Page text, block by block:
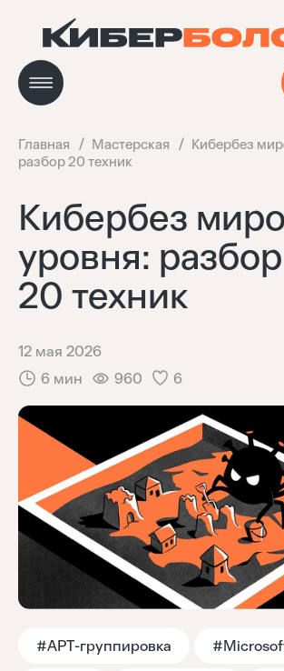
Кейсы
Мастерская
Навигатор технологий
Тренды
Аналитика
Моя лента
Главная Мастерская
Кибербез
разбор 20 техник
Кибербез
уровня: разбор
20 техник
6 мин 960 6
12 мая 2026
#АРТ-группировка